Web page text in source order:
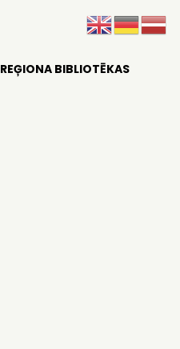
REĢIONA BIBLIOTĒKAS